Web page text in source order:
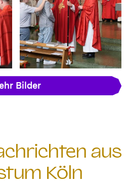
Bilder
aus
Köln